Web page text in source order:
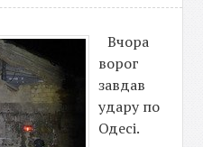
Вчора
ворог
завдав
удару по
Одесі.